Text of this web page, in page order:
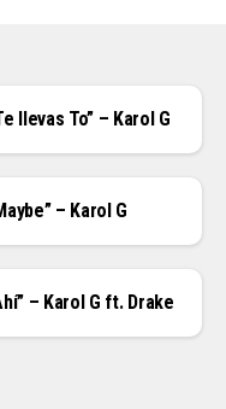
llevas To” – Karol G
– Karol G
– Karol G ft. Drake